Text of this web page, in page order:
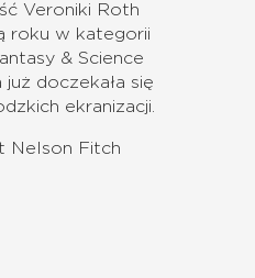
Veroniki Roth
roku w kategorii
& Science
doczekała się
ekranizacji.
Nelson Fitch